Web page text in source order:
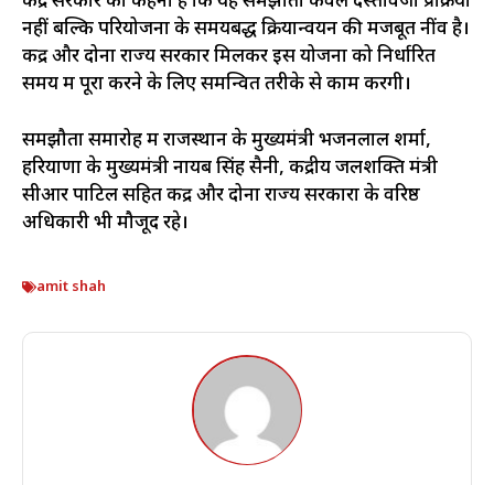
नहीं बल्कि परियोजना के समयबद्ध क्रियान्वयन की मजबूत नींव है।
केंद्र और दोनों राज्य सरकारें मिलकर इस योजना को निर्धारित
समय में पूरा करने के लिए समन्वित तरीके से काम करेंगी।
समझौता समारोह में राजस्थान के मुख्यमंत्री भजनलाल शर्मा,
हरियाणा के मुख्यमंत्री नायब सिंह सैनी, केंद्रीय जलशक्ति मंत्री
सीआर पाटिल सहित केंद्र और दोनों राज्य सरकारों के वरिष्ठ
अधिकारी भी मौजूद रहे।
amit shah